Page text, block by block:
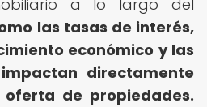
a lo largo del
las tasas de interés,
económico y las
directamente
de propiedades.